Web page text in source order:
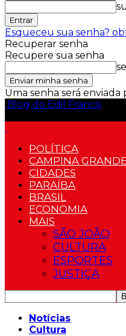
Esqueceu sua senha?
Recuperar senha
Recupere sua senha
Uma senha será enviada
Blog do Edil Francis
POLÍTICA
CAMPINA
CIDADES
PARAÍBA
BRASIL
ECONOMIA
MAIS
SÃO JOÃO
CULTURA
ESPORTES
JUSTIÇA
Notícias
Cultura